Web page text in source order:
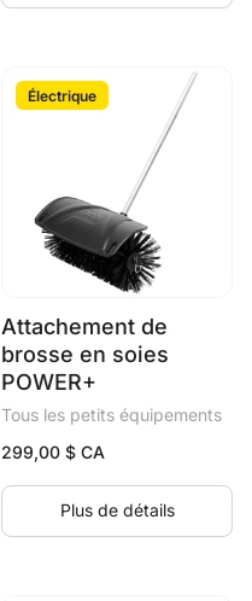
Électrique
Attachement de
brosse en soies
POWER+
Tous les petits équipements
299,00 $ CA
Plus de détails